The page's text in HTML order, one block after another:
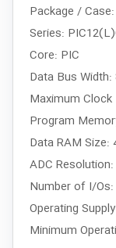
Package /
Series:
Core: PIC
Data Bus Width:
Maximum
Program
Data RAM Size:
ADC
Number of I/
Operating
Minimum